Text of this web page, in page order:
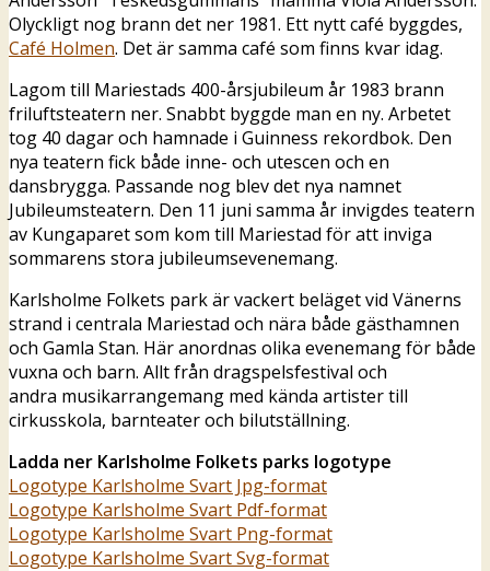
Olyckligt nog brann det ner 1981. Ett nytt café byggdes,
Café Holmen. Det är samma café som finns kvar idag.
Lagom till Mariestads 400-årsjubileum år 1983 brann
friluftsteatern ner. Snabbt byggde man en ny. Arbetet
tog 40 dagar och hamnade i Guinness rekordbok. Den
nya teatern fick både inne- och utescen och en
dansbrygga. Passande nog blev det nya namnet
Jubileumsteatern. Den 11 juni samma år invigdes teatern
av Kungaparet som kom till Mariestad för att inviga
sommarens stora jubileumsevenemang.
Karlsholme Folkets park är vackert beläget vid Vänerns
strand i centrala Mariestad och nära både gästhamnen
och Gamla Stan. Här anordnas olika evenemang för både
vuxna och barn. Allt från dragspelsfestival och
andra musikarrangemang med kända artister till
cirkusskola, barnteater och bilutställning.
Ladda ner Karlsholme Folkets parks logotype
Logotype Karlsholme Svart Jpg-format
Logotype Karlsholme Svart Pdf-format
Logotype Karlsholme Svart Png-format
Logotype Karlsholme Svart Svg-format